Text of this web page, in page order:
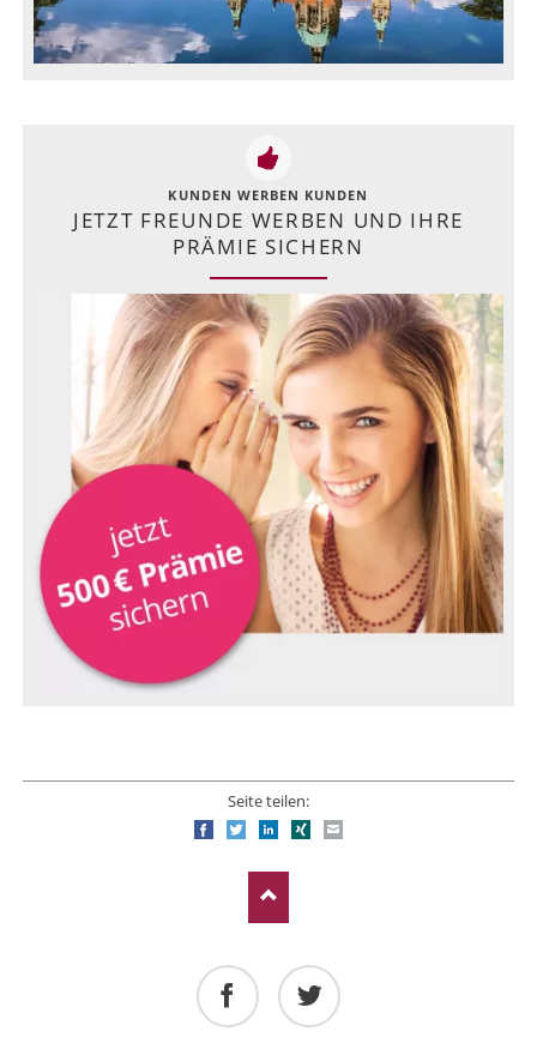
KUNDEN WERBEN KUNDEN
JETZT FREUNDE WERBEN UND IHRE
PRÄMIE SICHERN
Seite teilen:
FacebookTwitterLinkedIn
Xing